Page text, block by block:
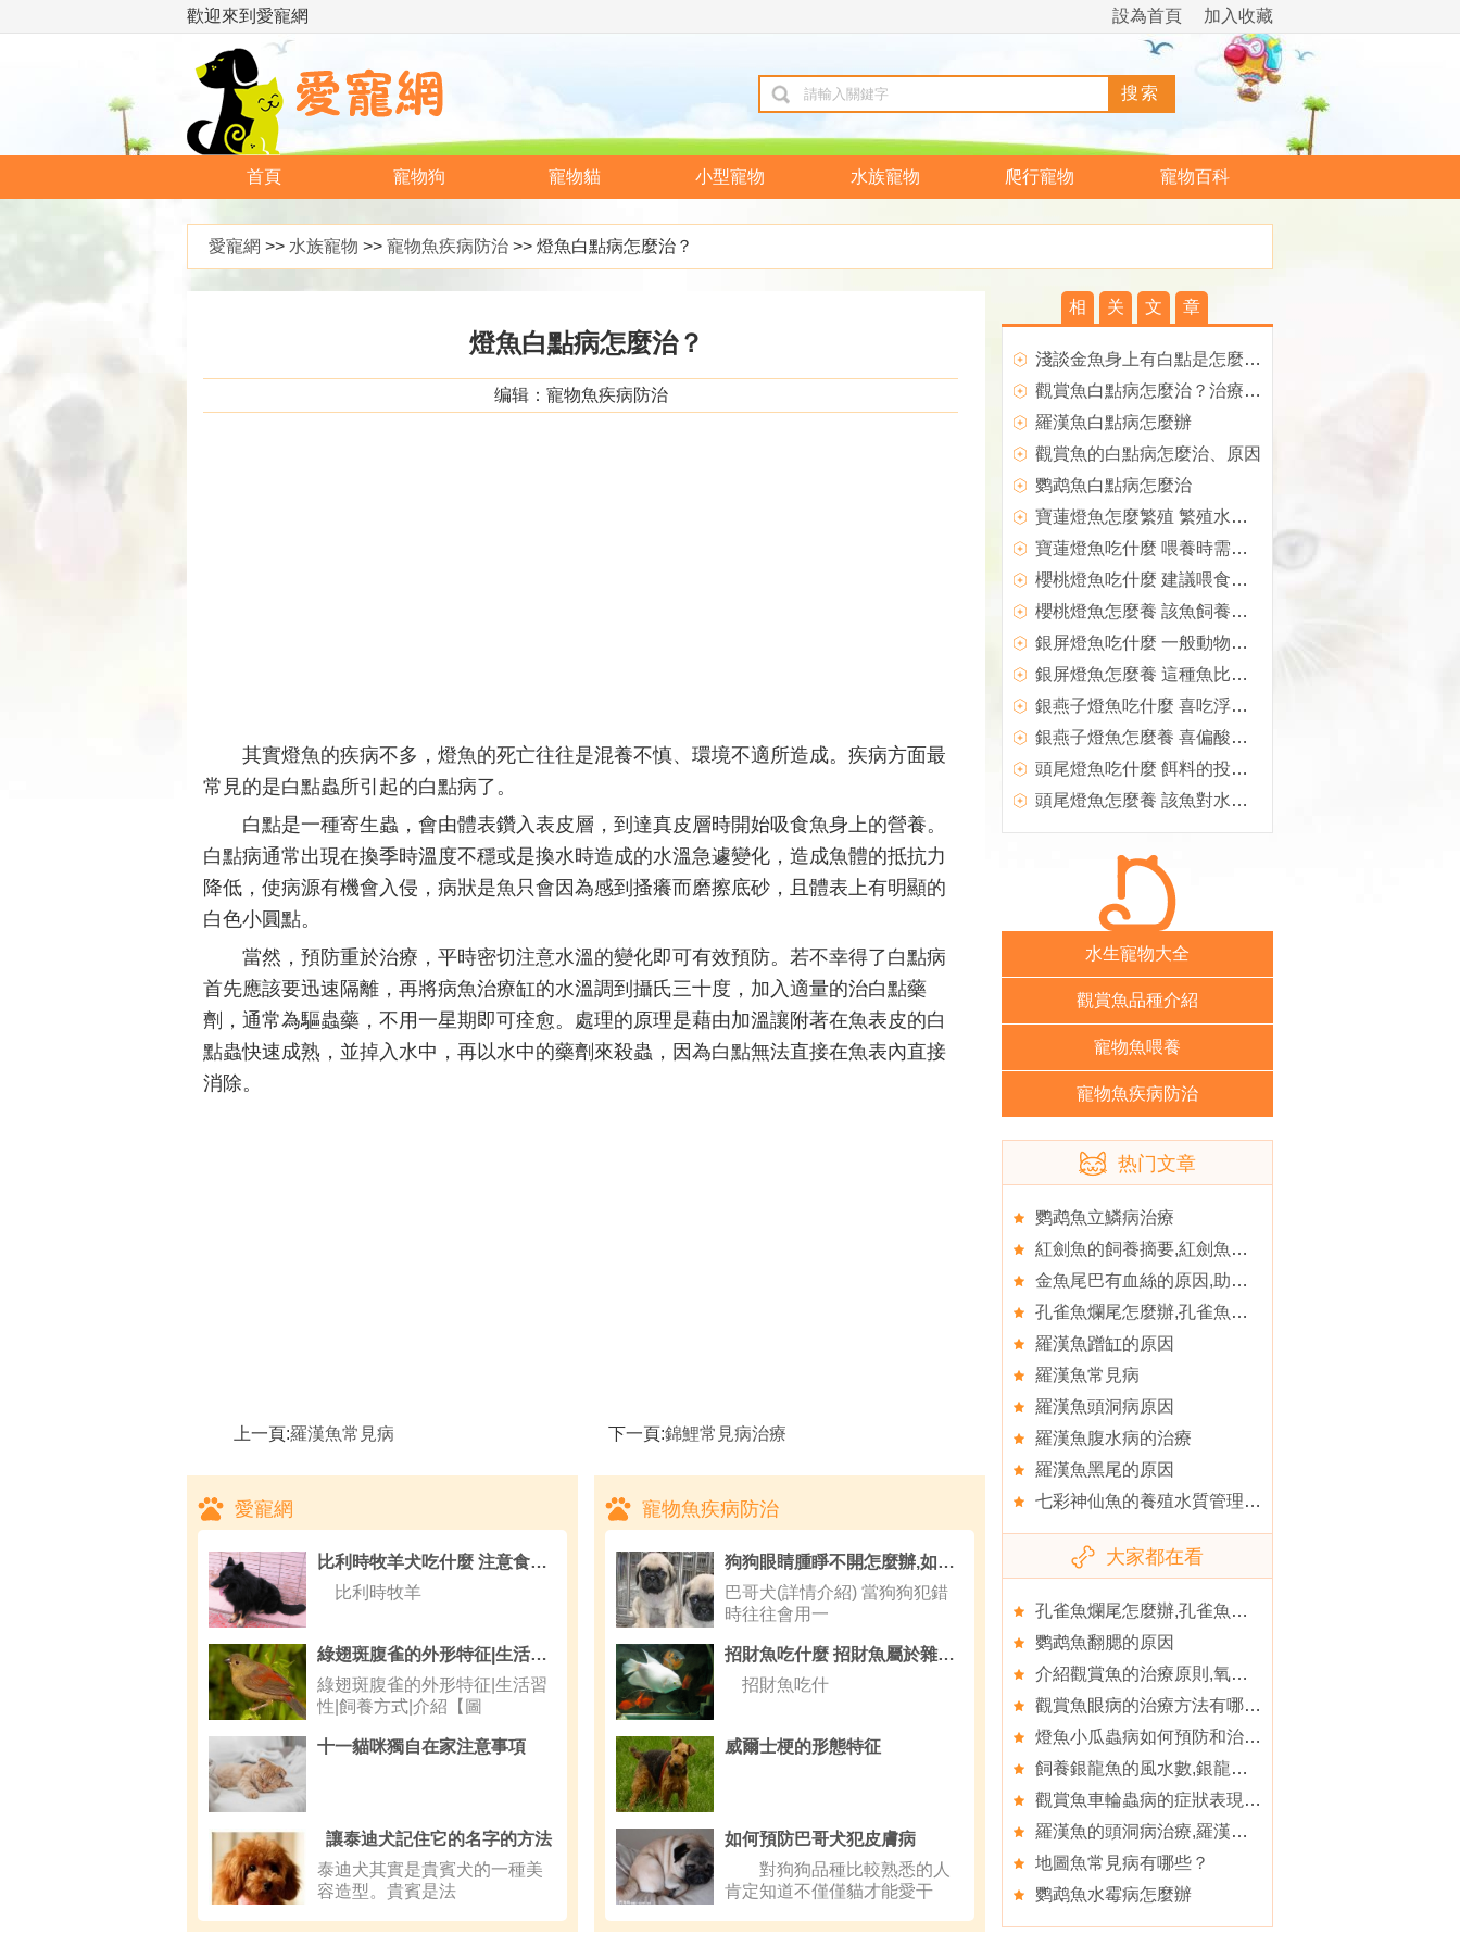
歡迎來到愛寵網 加入收藏
設為首頁
首頁 寵物狗 寵物貓 小型寵物 水族寵物 爬行寵物 寵物百科
愛寵網 >> 水族寵物 >> 寵物魚疾病防治 >> 燈魚白點病怎麼治？
燈魚白點病怎麼治？
编辑：寵物魚疾病防治
其實燈魚的疾病不多，燈魚的死亡往往是混養不慎、環境不適所造成。疾病方面最
常見的是白點蟲所引起的白點病了。
白點是一種寄生蟲，會由體表鑽入表皮層，到達真皮層時開始吸食魚身上的營養。
白點病通常出現在換季時溫度不穩或是換水時造成的水溫急遽變化，造成魚體的抵抗力
降低，使病源有機會入侵，病狀是魚只會因為感到搔癢而磨擦底砂，且體表上有明顯的
白色小圓點。
當然，預防重於治療，平時密切注意水溫的變化即可有效預防。若不幸得了白點病
首先應該要迅速隔離，再將病魚治療缸的水溫調到攝氏三十度，加入適量的治白點藥
劑，通常為驅蟲藥，不用一星期即可痊愈。處理的原理是藉由加溫讓附著在魚表皮的白
點蟲快速成熟，並掉入水中，再以水中的藥劑來殺蟲，因為白點無法直接在魚表內直接
消除。
上一頁:羅漢魚常見病 下一頁:錦鯉常見病治療
愛寵網
比利時牧羊犬吃什麼 注意食物合理搭配
比利時牧羊
綠翅斑腹雀的外形特征|生活習性|飼養方式|介紹,鳥種
綠翅斑腹雀的外形特征|生活習
性|飼養方式|介紹【圖
十一貓咪獨自在家注意事項
讓泰迪犬記住它的名字的方法
泰迪犬其實是貴賓犬的一種美
容造型。貴賓是法
寵物魚疾病防治
狗狗眼睛腫睜不開怎麼辦,如何讓狗狗適應狗狗牙膏
巴哥犬(詳情介紹) 當狗狗犯錯
時往往會用一
招財魚吃什麼 招財魚屬於雜食性動物
招財魚吃什
威爾士梗的形態特征
如何預防巴哥犬犯皮膚病
對狗狗品種比較熟悉的人
肯定知道不僅僅貓才能愛干
相 关 文 章
淺談金魚身上有白點是怎麼回事?
觀賞魚白點病怎麼治？治療白點病特效方法
羅漢魚白點病怎麼辦
觀賞魚的白點病怎麼治、原因
鹦鹉魚白點病怎麼治
寶蓮燈魚怎麼繁殖 繁殖水要求pH5.6～6.8
寶蓮燈魚吃什麼 喂養時需要合理搭配
櫻桃燈魚吃什麼 建議喂食沉浮性飼料
櫻桃燈魚怎麼養 該魚飼養難度不大
銀屏燈魚吃什麼 一般動物性餌料均可
銀屏燈魚怎麼養 這種魚比較容易飼養
銀燕子燈魚吃什麼 喜吃浮在水面的活餌
銀燕子燈魚怎麼養 喜偏酸性的軟水
頭尾燈魚吃什麼 餌料的投喂以八分飽為宜
頭尾燈魚怎麼養 該魚對水質要求不嚴格
水生寵物大全
觀賞魚品種介紹
寵物魚喂養
寵物魚疾病防治
热门文章
鹦鹉魚立鱗病治療
紅劍魚的飼養摘要,紅劍魚的常見病有哪些
金魚尾巴有血絲的原因,助金魚“青春常駐”
孔雀魚爛尾怎麼辦,孔雀魚爛尾病處理方法
羅漢魚蹭缸的原因
羅漢魚常見病
羅漢魚頭洞病原因
羅漢魚腹水病的治療
羅漢魚黑尾的原因
七彩神仙魚的養殖水質管理,七彩神仙魚發病的五大原因
大家都在看
孔雀魚爛尾怎麼辦,孔雀魚爛尾病處理方法
鹦鹉魚翻腮的原因
介紹觀賞魚的治療原則,氧氣對三湖魚的作用
觀賞魚眼病的治療方法有哪些,觀賞魚失明的原因有哪些
燈魚小瓜蟲病如何預防和治療,燈魚混養的注意事項
飼養銀龍魚的風水數,銀龍魚壽命有多長
觀賞魚車輪蟲病的症狀表現,觀賞魚車輪蟲病的感染詳述
羅漢魚的頭洞病治療,羅漢魚的品種簡介
地圖魚常見病有哪些？
鹦鹉魚水霉病怎麼辦